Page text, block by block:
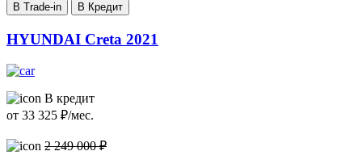
В Trade-in В Кредит
HYUNDAI Creta 2021
В кредит
от 33 325 ₽/мес.
2 249 000 ₽